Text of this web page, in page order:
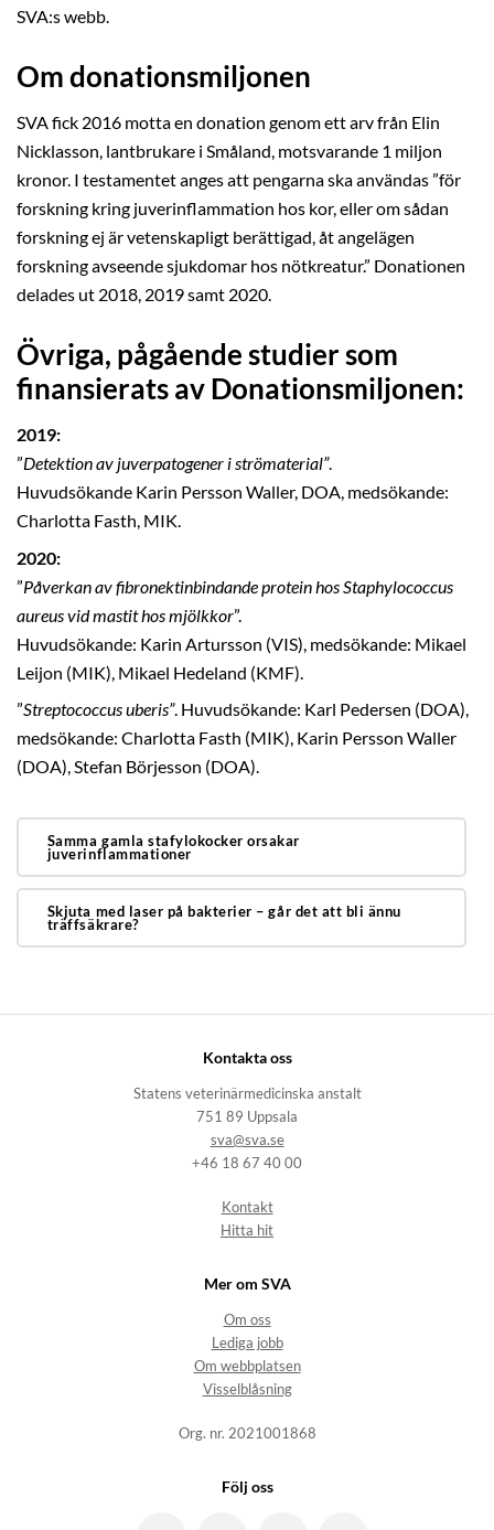
SVA:s webb.
Om donationsmiljonen
SVA fick 2016 motta en donation genom ett arv från Elin
Nicklasson, lantbrukare i Småland, motsvarande 1 miljon
kronor. I testamentet anges att pengarna ska användas ”för
forskning kring juverinflammation hos kor, eller om sådan
forskning ej är vetenskapligt berättigad, åt angelägen
forskning avseende sjukdomar hos nötkreatur.” Donationen
delades ut 2018, 2019 samt 2020.
Övriga, pågående studier som
finansierats av Donationsmiljonen:
2019:
”Detektion av juverpatogener i strömaterial”.
Huvudsökande Karin Persson Waller, DOA, medsökande:
Charlotta Fasth, MIK.
2020:
”Påverkan av fibronektinbindande protein hos Staphylococcus
aureus vid mastit hos mjölkkor”.
Huvudsökande: Karin Artursson (VIS), medsökande: Mikael
Leijon (MIK), Mikael Hedeland (KMF).
”Streptococcus uberis”. Huvudsökande: Karl Pedersen (DOA),
medsökande: Charlotta Fasth (MIK), Karin Persson Waller
(DOA), Stefan Börjesson (DOA).
Samma gamla stafylokocker orsakar
juverinflammationer
Skjuta med laser på bakterier – går det att bli ännu
träffsäkrare?
Kontakta oss
Statens veterinärmedicinska anstalt
751 89 Uppsala
sva@sva.se
+46 18 67 40 00
Kontakt
Hitta hit
Mer om SVA
Om oss
Lediga jobb
Om webbplatsen
Visselblåsning
Org. nr. 2021001868
Följ oss